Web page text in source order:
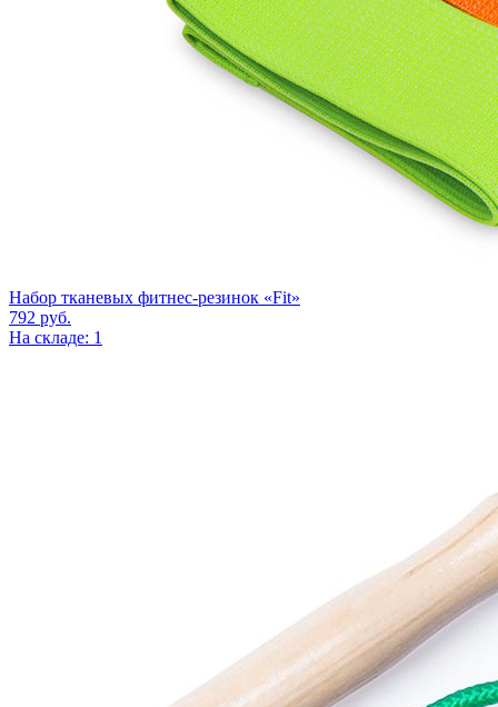
Набор тканевых фитнес-резинок «Fit»
792 руб.
На складе: 1